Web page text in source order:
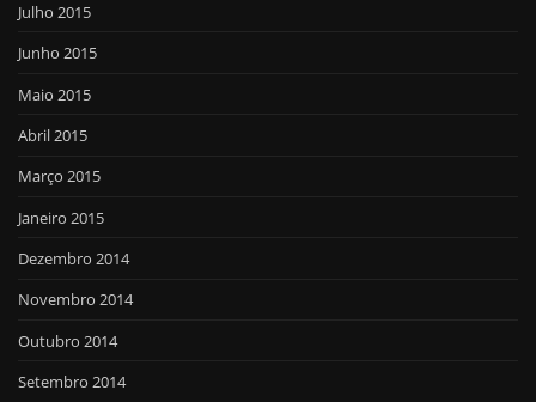
Julho 2015
Junho 2015
Maio 2015
Abril 2015
Março 2015
Janeiro 2015
Dezembro 2014
Novembro 2014
Outubro 2014
Setembro 2014